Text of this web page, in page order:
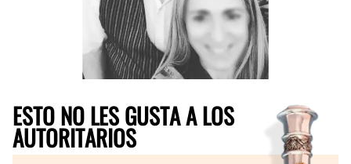
ESTO NO LES GUSTA A LOS
AUTORITARIOS